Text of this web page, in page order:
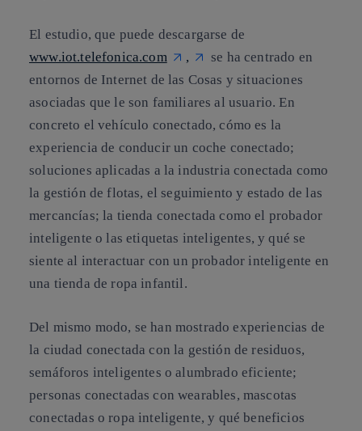
El estudio, que puede descargarse de
www.iot.telefonica.com
,
se ha centrado en
entornos de Internet de las Cosas y situaciones
asociadas que le son familiares al usuario. En
concreto el vehículo conectado, cómo es la
experiencia de conducir un coche conectado;
soluciones aplicadas a la industria conectada como
la gestión de flotas, el seguimiento y estado de las
mercancías; la tienda conectada como el probador
inteligente o las etiquetas inteligentes, y qué se
siente al interactuar con un probador inteligente en
una tienda de ropa infantil.
Del mismo modo, se han mostrado experiencias de
la ciudad conectada con la gestión de residuos,
semáforos inteligentes o alumbrado eficiente;
personas conectadas con wearables, mascotas
conectadas o ropa inteligente, y qué beneficios